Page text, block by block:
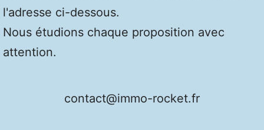
l'adresse ci-dessous.
Nous étudions chaque proposition avec
attention.
contact@immo-rocket.fr